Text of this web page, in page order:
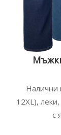
Налични
12XL),
с